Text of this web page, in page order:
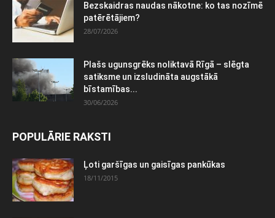
Bezskaidras naudas nākotne: ko tas nozīmē
patērētājiem?
28/07/2026
Plašs ugunsgrēks noliktavā Rīgā – slēgta
satiksme un izsludināta augstākā
bīstamības...
30/06/2026
POPULĀRIE RAKSTI
Ļoti garšīgas un gaisīgas pankūkas
18/11/2015